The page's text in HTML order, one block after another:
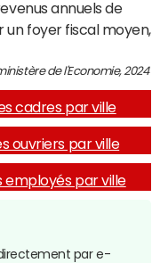
annuels de
un foyer fiscal moyen,
de l'Economie, 2024
cadres par ville
ouvriers par ville
employés par ville
par e-